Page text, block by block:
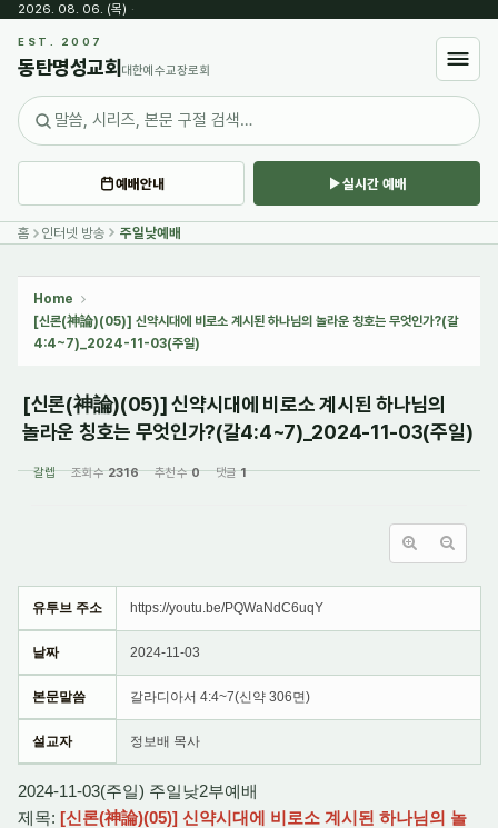
2026. 08. 06. (목) ·
EST. 2007
동탄명성교회 대한예수교장로회
예배안내 실시간 예배
홈 인터넷 방송 주일낮예배
Home
[신론(神論)(05)] 신약시대에 비로소 계시된 하나님의 놀라운 칭호는 무엇인가?(갈
4:4~7)_2024-11-03(주일)
[신론(神論)(05)] 신약시대에 비로소 계시된 하나님의
놀라운 칭호는 무엇인가?(갈4:4~7)_2024-11-03(주일)
갈렙 조회 수2316 추천 수0 댓글1
유투브 주소 https://youtu.be/PQWaNdC6uqY
날짜 2024-11-03
본문말씀 갈라디아서 4:4~7(신약 306면)
설교자 정보배 목사
2024-11-03(주일) 주일낮2부예배
제목: [신론(神論)(05)] 신약시대에 비로소 계시된 하나님의 놀
Sketchbook5, 스케치북5
Sketchbook5, 스케치북5